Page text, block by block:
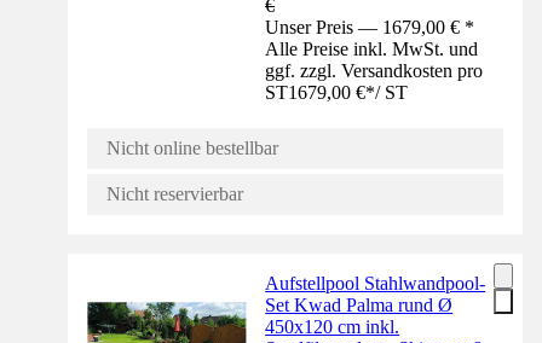
€
Unser Preis — 1679,00 € *
Alle Preise inkl. MwSt. und
ggf. zzgl. Versandkosten pro
ST1679,00 €*/ ST
Nicht online bestellbar
Nicht reservierbar
Aufstellpool Stahlwandpool-
Set Kwad Palma rund Ø
450x120 cm inkl.